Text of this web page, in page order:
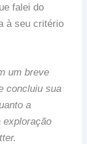
falei do
à seu critério
um breve
concluiu sua
a
exploração